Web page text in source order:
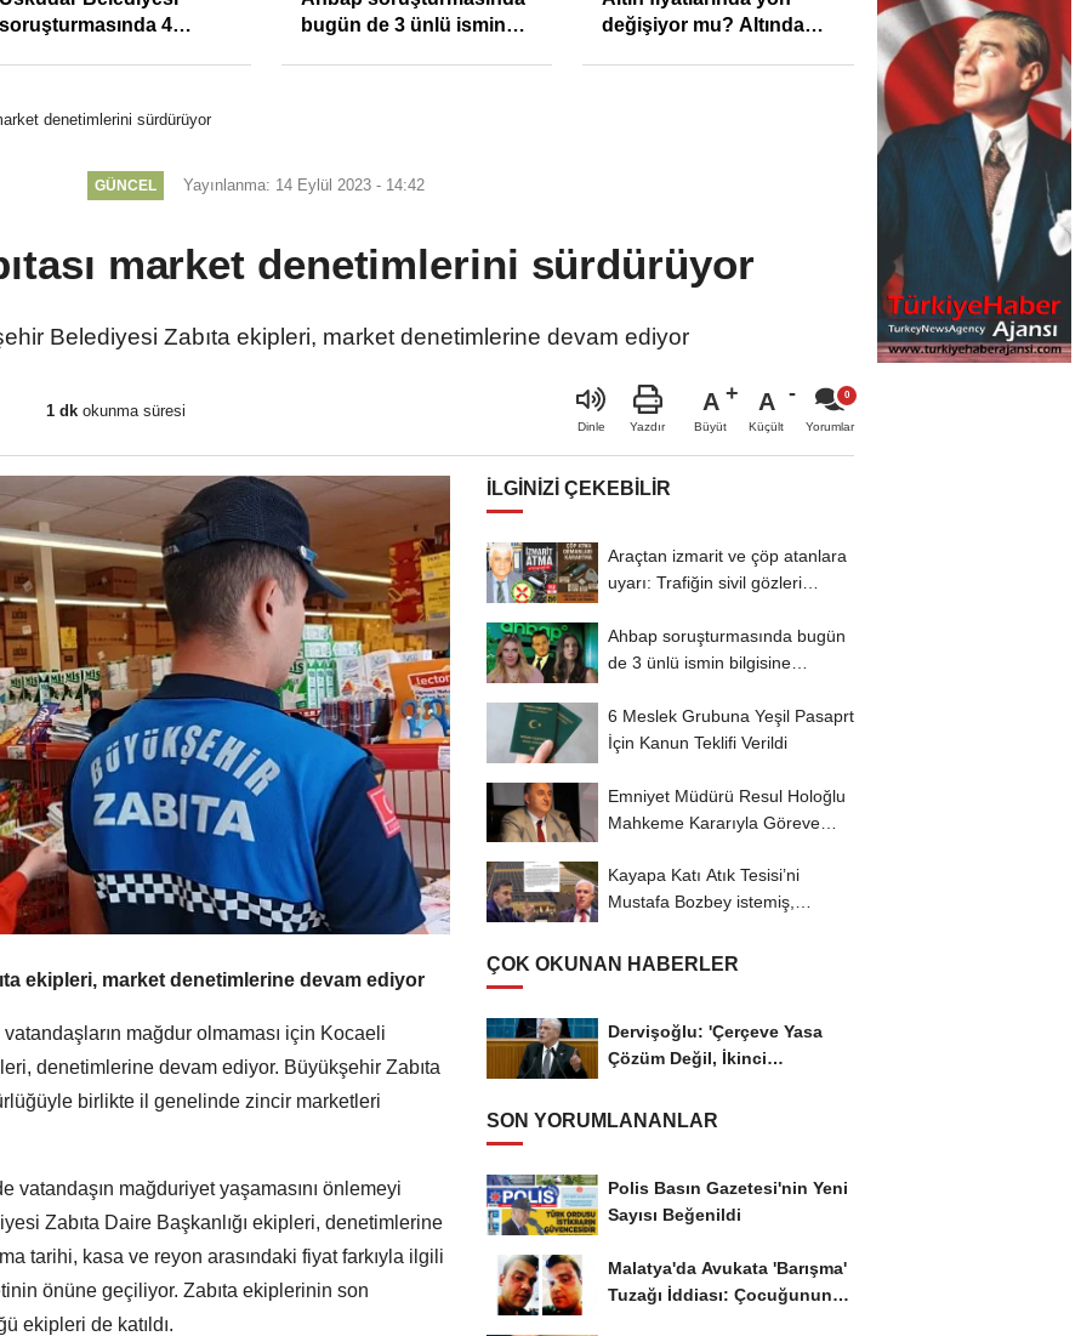
soruşturmasında 4
bugün de 3 ünlü ismin
değişiyor mu? Altında
denetimlerini sürdürüyor
GÜNCEL Yayınlanma: 14 Eylül 2023 - 14:42
market denetimlerini sürdürüyor
Belediyesi Zabıta ekipleri, market denetimlerine devam ediyor
1 dk okunma süresi
Dinle Yazdır
A
Büyüt
A
Küçült Yorumlar
ekipleri, market denetimlerine devam ediyor
vatandaşların mağdur olmaması için Kocaeli
denetimlerine devam ediyor. Büyükşehir Zabıta
birlikte il genelinde zincir marketleri
mağduriyet yaşamasını önlemeyi
Zabıta Daire Başkanlığı ekipleri, denetimlerine
tarihi, kasa ve reyon arasındaki fiyat farkıyla ilgili
önüne geçiliyor. Zabıta ekiplerinin son
ekipleri de katıldı.
İLGINIZI ÇEKEBILIR
Araçtan izmarit ve çöp atanlara
uyarı: Trafiğin sivil gözleri
Ahbap soruşturmasında bugün
de 3 ünlü ismin bilgisine
6 Meslek Grubuna Yeşil Pasaprt
İçin Kanun Teklifi Verildi
Emniyet Müdürü Resul Holoğlu
Mahkeme Kararıyla Göreve
Kayapa Katı Atık Tesisi’ni
Mustafa Bozbey istemiş,
ÇOK OKUNAN HABERLER
Dervişoğlu: 'Çerçeve Yasa
Çözüm Değil, İkinci
SON YORUMLANANLAR
Polis Basın Gazetesi'nin Yeni
Sayısı Beğenildi
Malatya'da Avukata 'Barışma'
Tuzağı İddiası: Çocuğunun